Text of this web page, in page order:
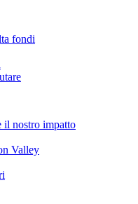
fondi
il nostro impatto
Valley